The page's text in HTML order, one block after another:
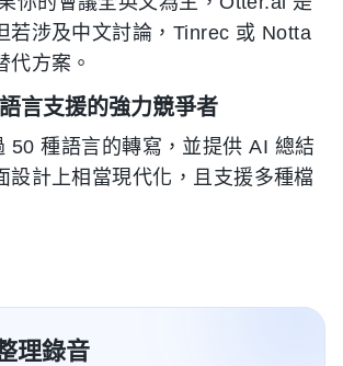
若涉及中文討論，Tinrec 或 Notta
代方案。
言支援的強力競爭者
50 種語言的轉寫，並提供 AI 總結
設計上相當現代化，且支援多種檔
理錄音